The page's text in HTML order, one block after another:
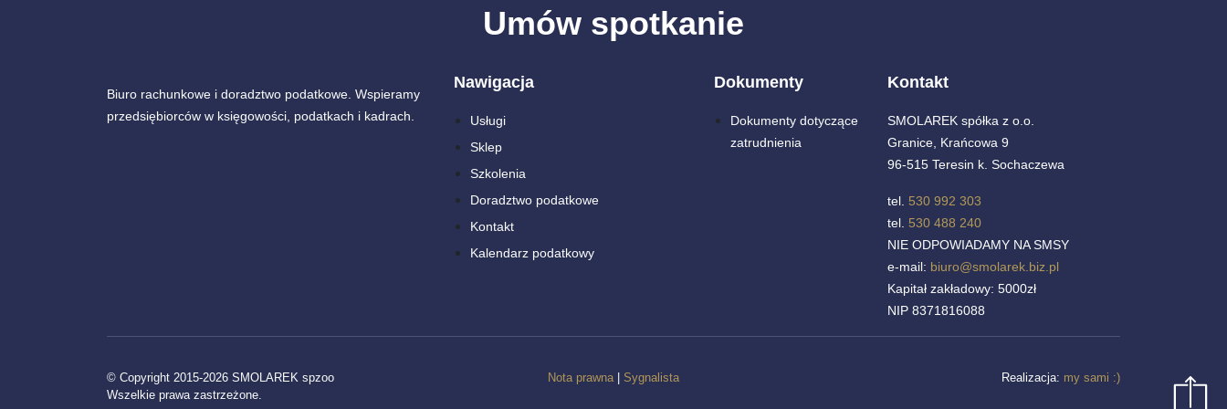
Umów spotkanie
Biuro rachunkowe i doradztwo podatkowe. Wspieramy
przedsiębiorców w księgowości, podatkach i kadrach.
Nawigacja
Usługi
Sklep
Szkolenia
Doradztwo podatkowe
Kontakt
Kalendarz podatkowy
Dokumenty
Dokumenty dotyczące
zatrudnienia
Kontakt
SMOLAREK spółka z o.o.
Granice, Krańcowa 9
96-515 Teresin k. Sochaczewa
tel. 530 992 303
tel. 530 488 240
NIE ODPOWIADAMY NA SMSY
e-mail: biuro@smolarek.biz.pl
Kapitał zakładowy: 5000zł
NIP 8371816088
© Copyright 2015-2026 SMOLAREK spzoo
Wszelkie prawa zastrzeżone.
Nota prawna| Sygnalista Realizacja: my sami :)